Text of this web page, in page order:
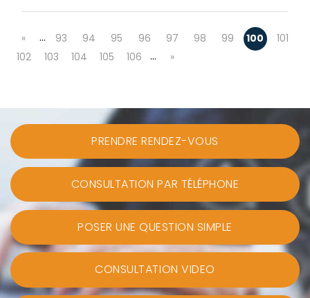
« … 93 94 95 96 97 98 99 100
101
102
103 104 105 106 … »
PRENDRE RENDEZ-VOUS
CONSULTATION PAR TÉLÉPHONE
POSER UNE QUESTION SIMPLE
CONSULTATION VIDEO